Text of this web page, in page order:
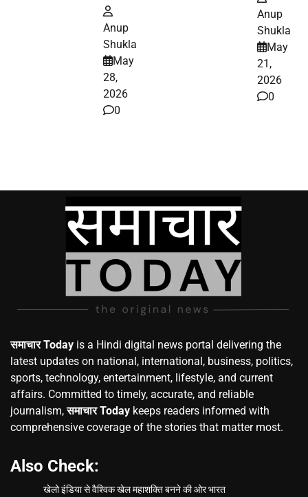
पर हुईं वायरल
Anup
Shukla
May
28,
2026
0
Anup
Shukla
May
21,
2026
0
समाचार Today is a Hindi digital news portal delivering the
latest updates on national, international, business, politics,
sports, technology, entertainment, lifestyle, and current
affairs. Committed to timely, accurate, and reliable
journalism,समाचार Today keeps readers informed with
comprehensive coverage of the stories that matter most.
Also Check:
खेलो इंडिया से वैश्विक खेल महाशक्ति बनने की ओर भारत